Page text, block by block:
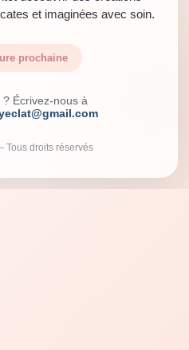
et imaginées avec soin.
prochaine
Écrivez-nous à
droits réservés